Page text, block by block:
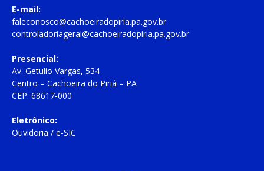
E-mail:
faleconosco@cachoeiradopiria.pa.gov.br
controladoriageral@cachoeiradopiria.pa.gov.br
Presencial:
Av. Getulio Vargas, 534
Centro – Cachoeira do Piriá – PA
CEP: 68617-000
Eletrônico:
Ouvidoria / e-SIC